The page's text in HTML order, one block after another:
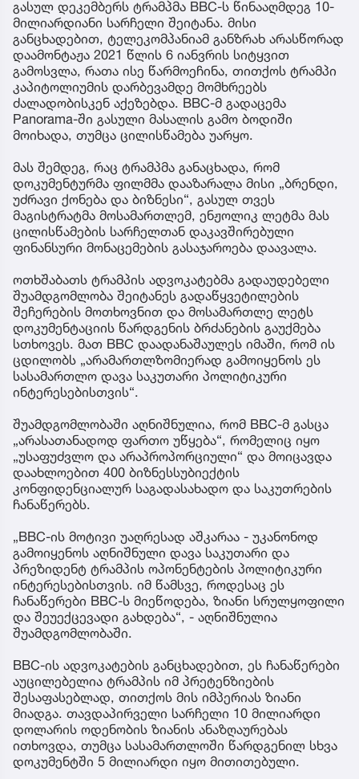
პრეზიდენტი ტრამპი ცდილობს დაბლოკოს
სასამართლო განჩინება, რომელიც მას BBC-სთვის
საკუთარი კომპანიის ფინანსური დეტალების
გადაცემას ავალდებულებს - ის აცხადებს, რომ ეს
მოთხოვნა პოლიტიკურად არის მოტივირებული, -
წერს ბრიტანული გამოცემა The Times-ი.
გასულ დეკემბერს ტრამპმა BBC-ს წინააღმდეგ 10-
მილიარდიანი სარჩელი შეიტანა. მისი
განცხადებით, ტელეკომპანიამ განზრახ არასწორად
დაამონტაჟა 2021 წლის 6 იანვრის სიტყვით
გამოსვლა, რათა ისე წარმოეჩინა, თითქოს ტრამპი
კაპიტოლიუმის დარბევამდე მომხრეებს
ძალადობისკენ აქეზებდა. BBC-მ გადაცემა
Panorama-ში გასული მასალის გამო ბოდიში
მოიხადა, თუმცა ცილისწამება უარყო.
მას შემდეგ, რაც ტრამპმა განაცხადა, რომ
დოკუმენტურმა ფილმმა დააზარალა მისი „ბრენდი,
უძრავი ქონება და ბიზნესი“, გასულ თვეს
მაგისტრატმა მოსამართლემ, ენჟოლიკ ლეტმა მას
ცილისწამების სარჩელთან დაკავშირებული
ფინანსური მონაცემების გასაჯაროება დაავალა.
ოთხშაბათს ტრამპის ადვოკატებმა გადაუდებელი
შუამდგომლობა შეიტანეს გადაწყვეტილების
შეჩერების მოთხოვნით და მოსამართლე ლეტს
დოკუმენტაციის წარდგენის ბრძანების გაუქმება
სთხოვეს. მათ BBC დაადანაშაულეს იმაში, რომ ის
ცდილობს „არამართლზომიერად გამოიყენოს ეს
სასამართლო დავა საკუთარი პოლიტიკური
ინტერესებისთვის“.
შუამდგომლობაში აღნიშნულია, რომ BBC-მ გასცა
„არასათანადოდ ფართო უწყება“, რომელიც იყო
„უსაფუძვლო და არაპროპორციული“ და მოიცავდა
დაახლოებით 400 ბიზნესსუბიექტის
კონფიდენციალურ საგადასახადო და საკუთრების
ჩანაწერებს.
„BBC-ის მოტივი უაღრესად აშკარაა - უკანონოდ
გამოიყენოს აღნიშნული დავა საკუთარი და
პრეზიდენტ ტრამპის ოპონენტების პოლიტიკური